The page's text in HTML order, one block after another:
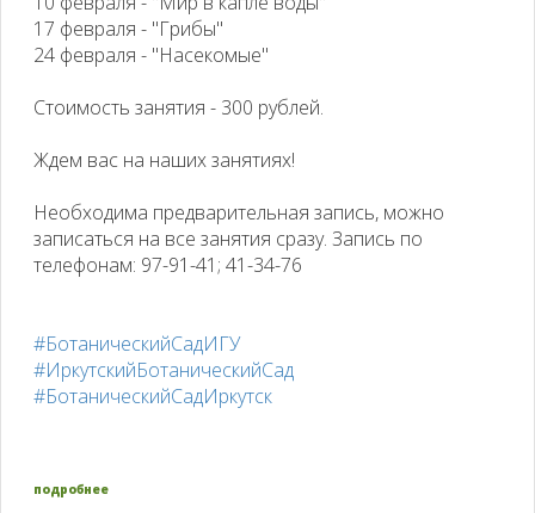
17 февраля - "Грибы"
24 февраля - "Насекомые"
Стоимость занятия - 300 рублей.
Ждем вас на наших занятиях!
Необходима предварительная запись, можно
записаться на все занятия сразу. Запись по
телефонам: 97-91-41; 41-34-76
#БотаническийСадИГУ
#ИркутскийБотаническийСад
#БотаническийСадИркутск
подробнее